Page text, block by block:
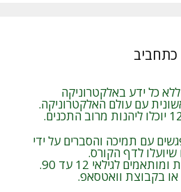
כל ידע באלקטרוניקה
עם עולם האלקטרוניקה.
עם תמיכה והסברים על ידי
שיועלו לדף הקורס.
לגילאי 12 עד 90.
בקבוצת וואטסאפ.